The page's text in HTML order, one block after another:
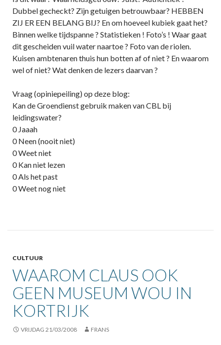
Dubbel gecheckt? Zijn getuigen betrouwbaar? HEBBEN
ZIJ ER EEN BELANG BIJ? En om hoeveel kubiek gaat het?
Binnen welke tijdspanne ? Statistieken ! Foto’s ! Waar gaat
dit gescheiden vuil water naartoe ? Foto van de riolen.
Kuisen ambtenaren thuis hun botten af of niet ? En waarom
wel of niet? Wat denken de lezers daarvan ?
Vraag (opiniepeiling) op deze blog:
Kan de Groendienst gebruik maken van CBL bij
leidingswater?
0 Jaaah
0 Neen (nooit niet)
0 Weet niet
0 Kan niet lezen
0 Als het past
0 Weet nog niet
CULTUUR
WAAROM CLAUS OOK
GEEN MUSEUM WOU IN
KORTRIJK
VRIJDAG 21/03/2008 FRANS